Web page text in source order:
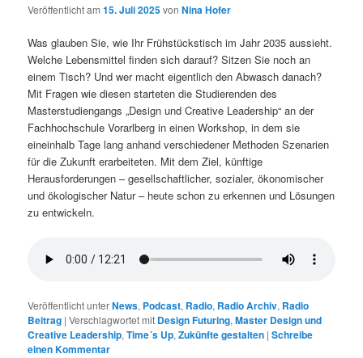
Veröffentlicht am15. Juli 2025vonNina Hofer
Was glauben Sie, wie Ihr Frühstückstisch im Jahr 2035 aussieht.
Welche Lebensmittel finden sich darauf? Sitzen Sie noch an
einem Tisch? Und wer macht eigentlich den Abwasch danach?
Mit Fragen wie diesen starteten die Studierenden des
Masterstudiengangs „Design und Creative Leadership“ an der
Fachhochschule Vorarlberg in einen Workshop, in dem sie
eineinhalb Tage lang anhand verschiedener Methoden Szenarien
für die Zukunft erarbeiteten. Mit dem Ziel, künftige
Herausforderungen – gesellschaftlicher, sozialer, ökonomischer
und ökologischer Natur – heute schon zu erkennen und Lösungen
zu entwickeln.
Veröffentlicht unterNews, Podcast, Radio, Radio Archiv, Radio
Beitrag |Verschlagwortet mit Design Futuring,Master Design und
Creative Leadership,Time´s Up,Zukünfte gestalten |Schreibe
einen Kommentar